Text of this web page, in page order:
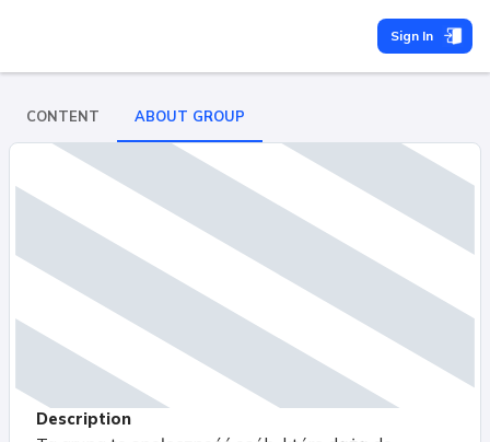
Sign In
CONTENT ABOUT GROUP
Description